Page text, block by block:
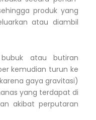
produk yang
atau diambil
atau butiran
kemudian turun ke
gaya gravitasi)
yang terdapat di
akibat perputaran